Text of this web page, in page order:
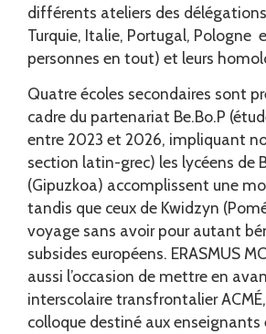
différents ateliers des
Turquie, Italie, Portugal, Pologne
personnes en tout) et leurs
Quatre écoles secondaires sont
cadre du partenariat Be.Bo.P
entre 2023 et 2026, impliquant
section latin-grec) les lycéens de
(Gipuzkoa) accomplissent une
tandis que ceux de Kwidzyn
voyage sans avoir pour autant
subsides européens. ERASMUS
aussi l’occasion de mettre en
interscolaire transfrontalier
colloque destiné aux enseignants